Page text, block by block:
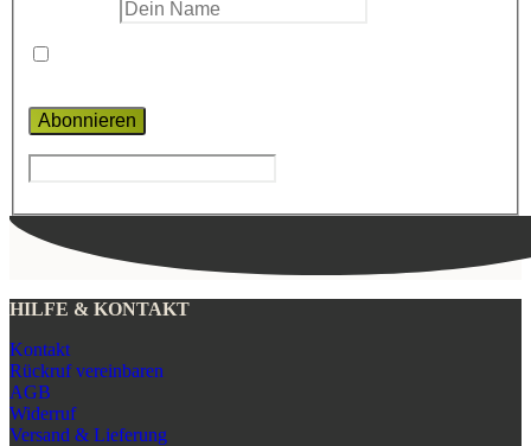
HILFE & KONTAKT
Kontakt
Rückruf vereinbaren
AGB
Widerruf
Versand & Lieferung